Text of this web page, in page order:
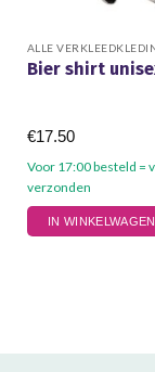
ALLE
Bier shirt
Voor 17:00 besteld =
verzonden
€17.50
IN WINKELWAGEN
Dit
product